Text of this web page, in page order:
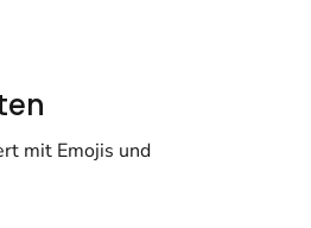
mit Emojis und